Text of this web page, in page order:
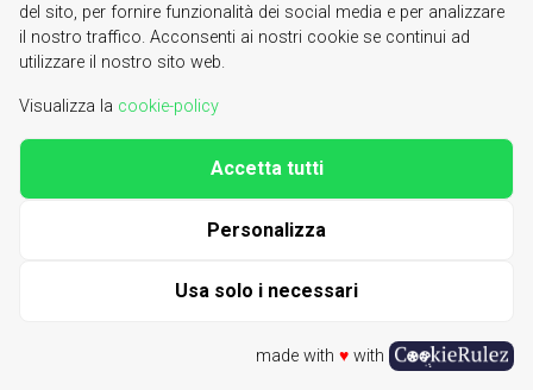
Cookie Policy
del sito, per fornire funzionalità dei social media e per analizzare
il nostro traffico. Acconsenti ai nostri cookie se continui ad
utilizzare il nostro sito web.
Visualizza la cookie-policy
Usa solo i necessari
Personalizza
Accetta tutti
made with ♥with